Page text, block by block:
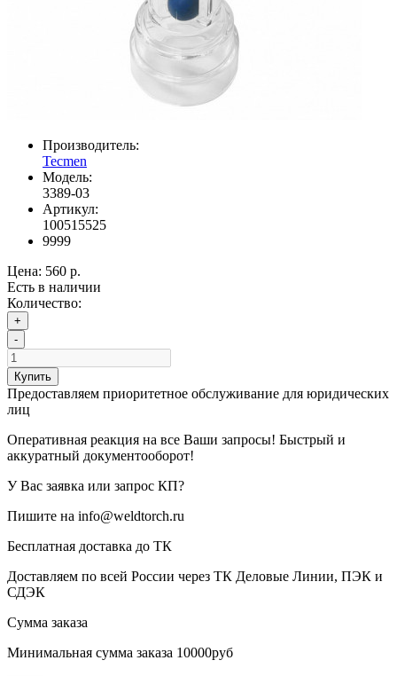
Производитель:
Tecmen
Модель:
3389-03
Артикул:
100515525
9999
Цена: 560 р.
Есть в наличии
Количество:
+
-
Купить
Предоставляем приоритетное обслуживание для юридических
лиц
Оперативная реакция на все Ваши запросы! Быстрый и
аккуратный документооборот!
У Вас заявка или запрос КП?
Пишите на info@weldtorch.ru
Бесплатная доставка до ТК
Доставляем по всей России через ТК Деловые Линии, ПЭК и
СДЭК
Сумма заказа
Минимальная сумма заказа 10000руб